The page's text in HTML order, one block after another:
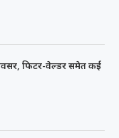
फिटर-वेल्डर समेत कई